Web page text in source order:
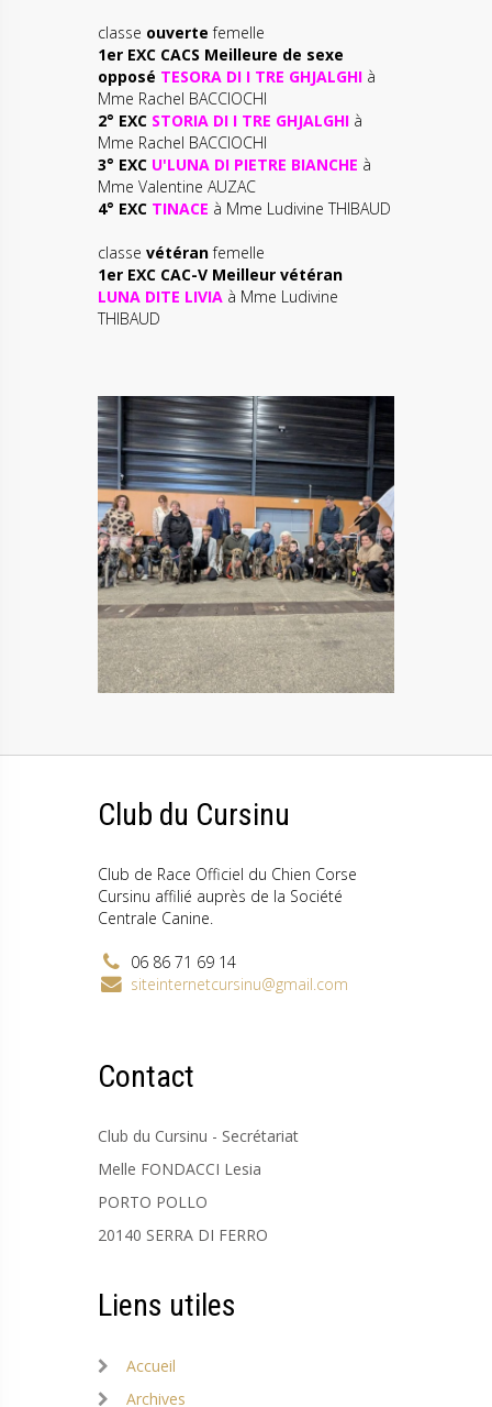
classe ouverte femelle
1er EXC CACS Meilleure de sexe
opposé TESORA DI I TRE GHJALGHI à
Mme Rachel BACCIOCHI
2° EXC STORIA DI I TRE GHJALGHI à
Mme Rachel BACCIOCHI
3° EXC U'LUNA DI PIETRE BIANCHE à
Mme Valentine AUZAC
4° EXC TINACE à Mme Ludivine THIBAUD
classe vétéranfemelle
1er EXC CAC-V Meilleur vétéran
LUNA DITE LIVIA à Mme Ludivine
THIBAUD
Club du Cursinu
Club de Race Officiel du Chien Corse
Cursinu affilié auprès de la Société
Centrale Canine.
06 86 71 69 14
siteinternetcursinu@gmail.com
Contact
Club du Cursinu - Secrétariat
Melle FONDACCI Lesia
PORTO POLLO
20140 SERRA DI FERRO
Liens utiles
Accueil
Archives